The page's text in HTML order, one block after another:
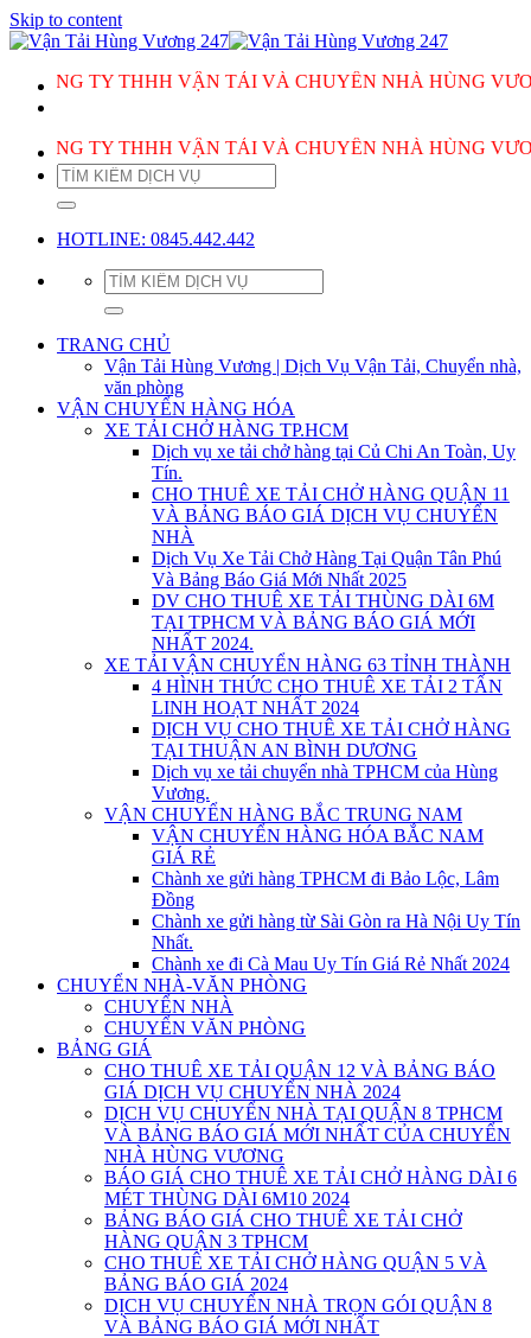
Skip to content
TY THHH VẬN TẢI VÀ CHUYỂN NHÀ HÙNG VƯƠNG
TY THHH VẬN TẢI VÀ CHUYỂN NHÀ HÙNG VƯƠNG
HOTLINE: 0845.442.442
TRANG CHỦ
Vận Tải Hùng Vương | Dịch Vụ Vận Tải, Chuyển nhà,
văn phòng
VẬN CHUYỂN HÀNG HÓA
XE TẢI CHỞ HÀNG TP.HCM
Dịch vụ xe tải chở hàng tại Củ Chi An Toàn, Uy
Tín.
CHO THUÊ XE TẢI CHỞ HÀNG QUẬN 11
VÀ BẢNG BÁO GIÁ DỊCH VỤ CHUYỂN
NHÀ
Dịch Vụ Xe Tải Chở Hàng Tại Quận Tân Phú
Và Bảng Báo Giá Mới Nhất 2025
DV CHO THUÊ XE TẢI THÙNG DÀI 6M
TẠI TPHCM VÀ BẢNG BÁO GIÁ MỚI
NHẤT 2024.
XE TẢI VẬN CHUYỂN HÀNG 63 TỈNH THÀNH
4 HÌNH THỨC CHO THUÊ XE TẢI 2 TẤN
LINH HOẠT NHẤT 2024
DỊCH VỤ CHO THUÊ XE TẢI CHỞ HÀNG
TẠI THUẬN AN BÌNH DƯƠNG
Dịch vụ xe tải chuyển nhà TPHCM của Hùng
Vương.
VẬN CHUYỂN HÀNG BẮC TRUNG NAM
VẬN CHUYỂN HÀNG HÓA BẮC NAM
GIÁ RẺ
Chành xe gửi hàng TPHCM đi Bảo Lộc, Lâm
Đồng
Chành xe gửi hàng từ Sài Gòn ra Hà Nội Uy Tín
Nhất.
Chành xe đi Cà Mau Uy Tín Giá Rẻ Nhất 2024
CHUYỂN NHÀ-VĂN PHÒNG
CHUYỂN NHÀ
CHUYỂN VĂN PHÒNG
BẢNG GIÁ
CHO THUÊ XE TẢI QUẬN 12 VÀ BẢNG BÁO
GIÁ DỊCH VỤ CHUYỂN NHÀ 2024
DỊCH VỤ CHUYỂN NHÀ TẠI QUẬN 8 TPHCM
VÀ BẢNG BÁO GIÁ MỚI NHẤT CỦA CHUYỂN
NHÀ HÙNG VƯƠNG
BÁO GIÁ CHO THUÊ XE TẢI CHỞ HÀNG DÀI 6
MÉT THÙNG DÀI 6M10 2024
BẢNG BÁO GIÁ CHO THUÊ XE TẢI CHỞ
HÀNG QUẬN 3 TPHCM
CHO THUÊ XE TẢI CHỞ HÀNG QUẬN 5 VÀ
BẢNG BÁO GIÁ 2024
DỊCH VỤ CHUYỂN NHÀ TRỌN GÓI QUẬN 8
VÀ BẢNG BÁO GIÁ MỚI NHẤT